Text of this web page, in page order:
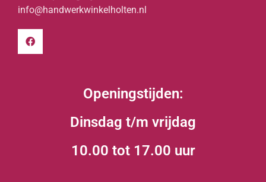
info@handwerkwinkelholten.nl
Openingstijden:
Dinsdag t/m vrijdag
10.00 tot 17.00 uur